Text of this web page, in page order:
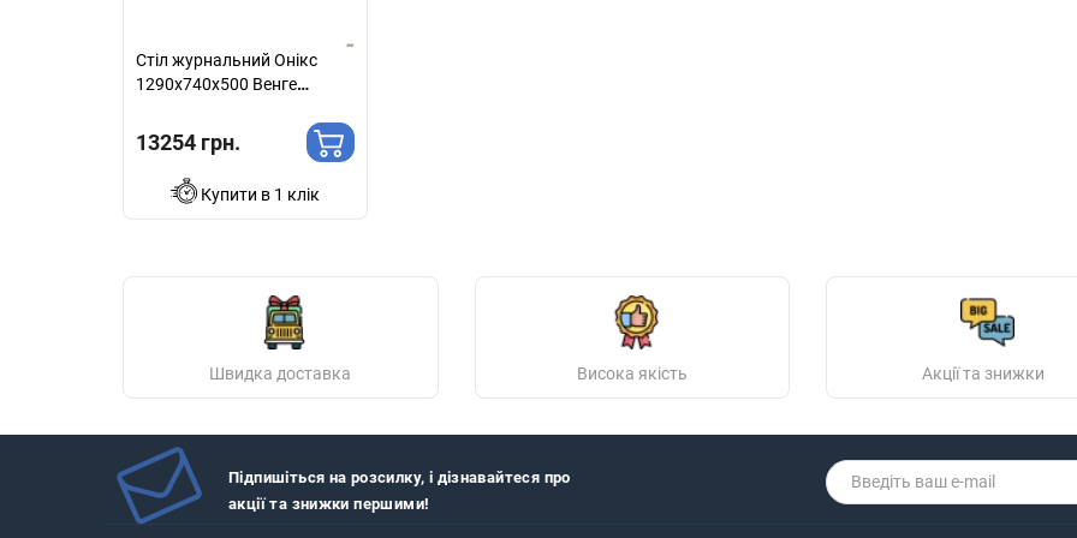
Стіл журнальний Онiкс
1290х740х500 Венге
13254 грн.
Купити в 1 клік
Швидка доставка Висока якість Акції та знижки
Підпишіться на розсилку, і дізнавайтеся про
акції та знижки першими!